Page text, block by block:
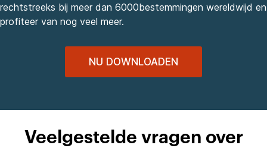
rechtstreeks bij meer dan 6000bestemmingen wereldwijd en
profiteer van nog veel meer.
NU DOWNLOADEN
Veelgestelde vragen over